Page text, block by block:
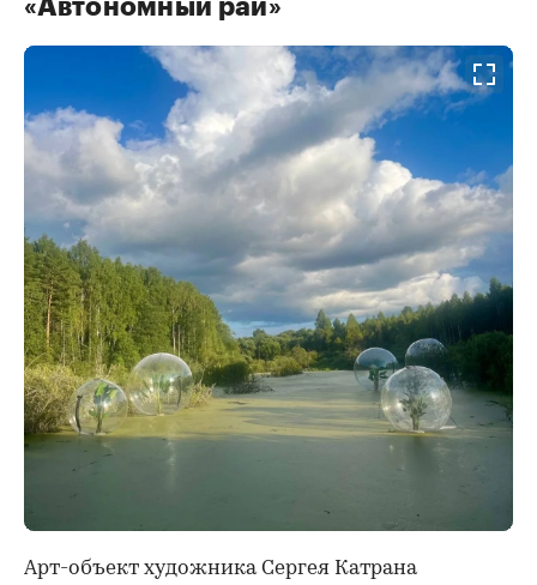
«Автономный рай»
Арт-объект художника Сергея Катрана